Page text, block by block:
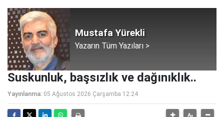
Mustafa Yürekli
Yazarın Tüm Yazıları >
Suskunluk, başsızlık ve dağınıklık..
Yayınlanma: 05 Ağustos 2026 Çarşamba 12:24